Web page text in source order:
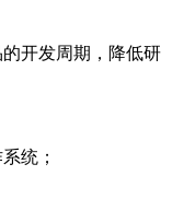
开发周期，降低研
统；